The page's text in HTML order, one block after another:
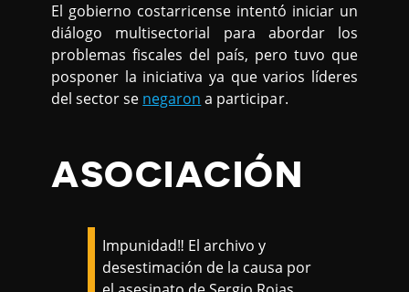
El gobierno costarricense intentó iniciar un
diálogo multisectorial para abordar los
problemas fiscales del país, pero tuvo que
posponer la iniciativa ya que varios líderes
del sector se negaron a participar.
ASOCIACIÓN
Impunidad‼️ El archivo y
desestimación de la causa por